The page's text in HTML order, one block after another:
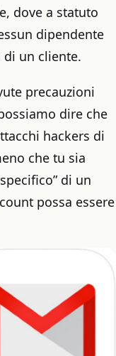
dove a statuto
dipendente
di un cliente.
precauzioni
dire che
hackers di
che tu sia
di un
possa essere